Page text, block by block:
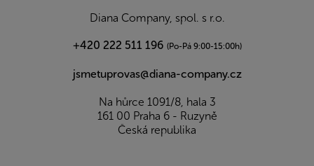
Diana Company, spol. s r.o.
+420 222 511 196 (Po-Pá 9:00-15:00h)
jsmetuprovas@diana-company.cz
Na hůrce 1091/8, hala 3
161 00 Praha 6 - Ruzyně
Česká republika